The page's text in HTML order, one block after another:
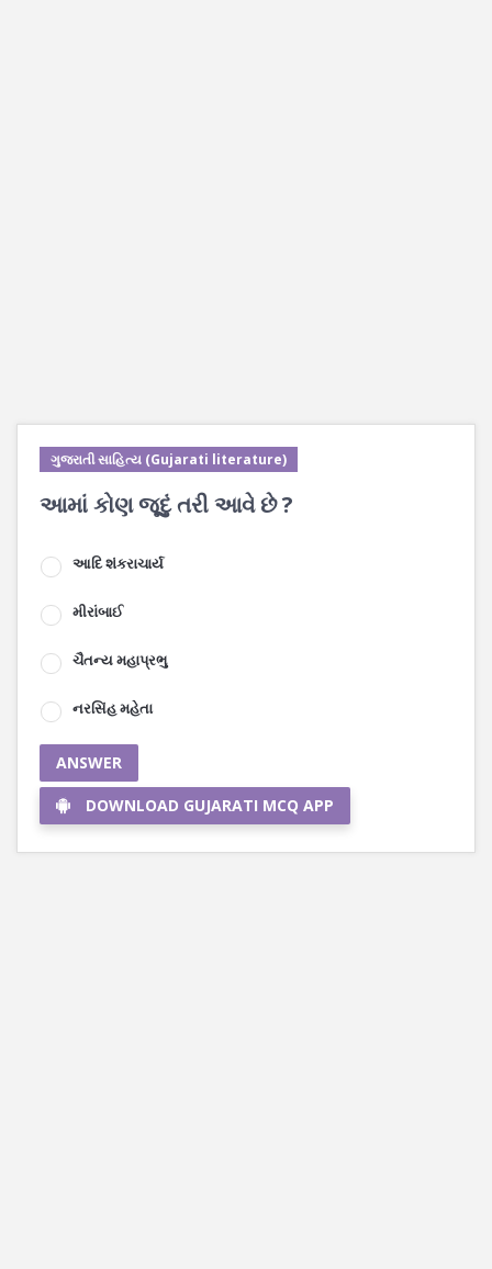
ગુજરાતી સાહિત્ય (Gujarati literature)
આમાં કોણ જૂદું તરી આવે છે ?
આદિ શંકરાચાર્ય
મીરાંબાઈ
ચૈતન્ય મહાપ્રભુ
નરસિંહ મહેતા
ANSWER
DOWNLOAD GUJARATI MCQ APP